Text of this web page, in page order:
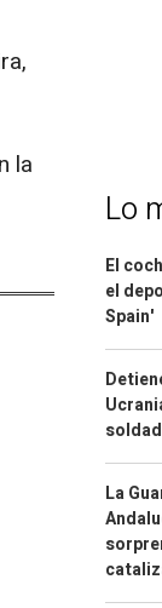
la
Lo
El
el
Spain'
La